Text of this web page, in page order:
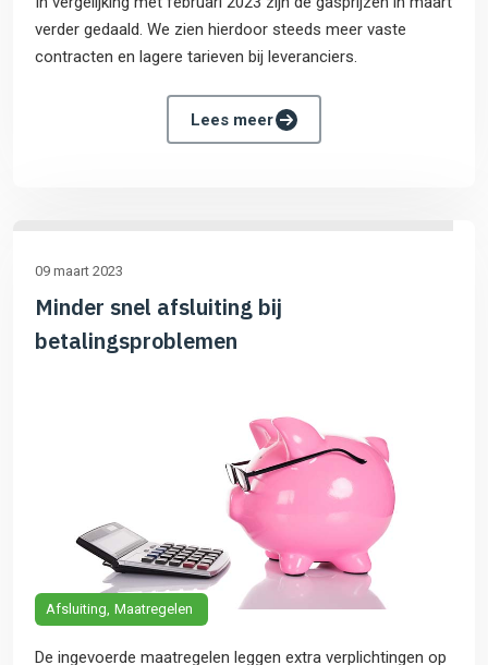
verder gedaald. We zien hierdoor steeds meer vaste
contracten en lagere tarieven bij leveranciers.
Lees meer
09 maart 2023
Minder snel afsluiting bij
betalingsproblemen
Afsluiting Maatregelen
De ingevoerde maatregelen leggen extra verplichtingen op